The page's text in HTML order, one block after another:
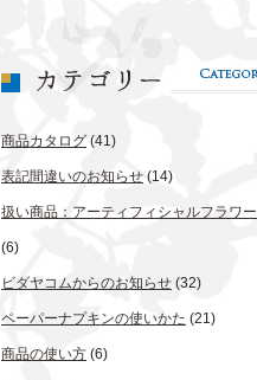
商品カタログ(41)
表記間違いのお知らせ (14)
扱い商品：アーティフィシャルフラワー
(6)
ビダヤコムからのお知らせ (32)
ペーパーナプキンの使いかた (21)
商品の使い方 (6)